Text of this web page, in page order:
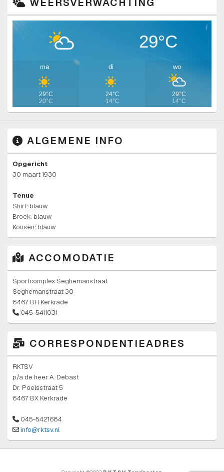
WEERSVERWACHTING
29°C
ma
29°C
20°C
di
24°C
14°C
wo
29°C
14°C
ALGEMENE INFO
Opgericht
30 maart 1930
Tenue
Shirt: blauw
Broek: blauw
Kousen: blauw
ACCOMODATIE
Sportcomplex Seghemanstraat
Seghemanstraat 30
6467 BH Kerkrade
045-5411031
CORRESPONDENTIEADRES
RKTSV
p/a de heer A. Debast
Dr. Poelsstraat 5
6467 BX Kerkrade
045-5421684
info@rktsv.nl